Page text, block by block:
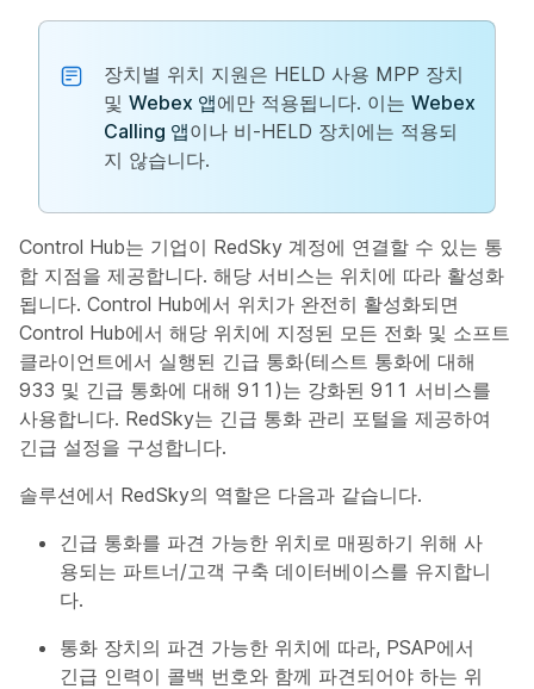
장치별 위치 지원은 HELD 사용 MPP 장치
및 Webex 앱에만 적용됩니다. 이는 Webex
Calling 앱이나 비-HELD 장치에는 적용되
지 않습니다.
Control Hub는 기업이 RedSky 계정에 연결할 수 있는 통
합 지점을 제공합니다. 해당 서비스는 위치에 따라 활성화
됩니다. Control Hub에서 위치가 완전히 활성화되면
Control Hub에서 해당 위치에 지정된 모든 전화 및 소프트
클라이언트에서 실행된 긴급 통화(테스트 통화에 대해
933 및 긴급 통화에 대해 911)는 강화된 911 서비스를
사용합니다. RedSky는 긴급 통화 관리 포털을 제공하여
긴급 설정을 구성합니다.
솔루션에서 RedSky의 역할은 다음과 같습니다.
긴급 통화를 파견 가능한 위치로 매핑하기 위해 사
용되는 파트너/고객 구축 데이터베이스를 유지합니
다.
통화 장치의 파견 가능한 위치에 따라, PSAP에서
긴급 인력이 콜백 번호와 함께 파견되어야 하는 위